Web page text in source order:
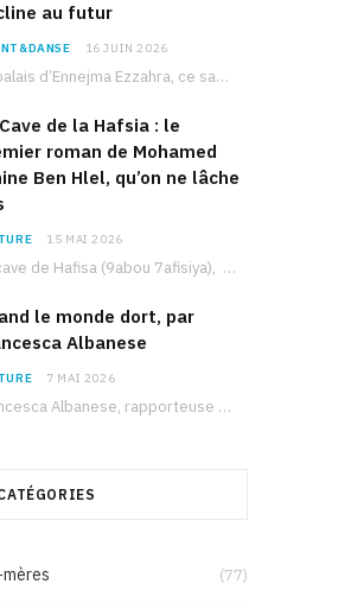
au futur
16 JUIN 2026
Le palais d’Ennejma Ezzahra, ce sanctuaire de la musique tunisienne et méditerranéenne construit par le…
de la Hafsia : le
roman de Mohamed
Ben Hlel, qu’on ne lâche
15 MAI 2026
Le cave de Hafisa (9abou 7afisiya), premier roman du journaliste tunisien Mohamed Amine Ben Hlel,…
le monde dort, par
Albanese
7 MAI 2026
Francesca Albanese, rapporteuse spéciale de l’ONU sur les territoires palestiniens occupés, était à Tunis pour…
(77)